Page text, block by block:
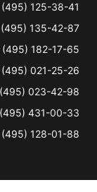
(495) 125-38-41
135-42-87
(495) 182-17-65
(495) 021-25-26
023-42-98
431-00-33
(495) 128-01-88